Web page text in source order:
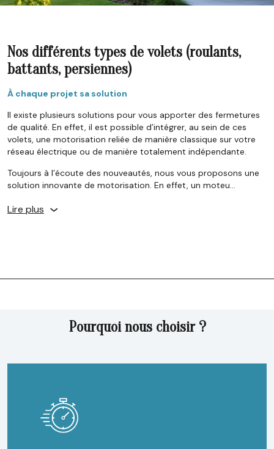
Nos différents types de volets (roulants,
battants, persiennes)
À chaque projet sa solution
Il existe plusieurs solutions pour vous apporter des fermetures
de qualité. En effet, il est possible d’intégrer, au sein de ces
volets, une motorisation reliée de manière classique sur votre
réseau électrique ou de manière totalement indépendante.
Toujours à l’écoute des nouveautés, nous vous proposons une
solution innovante de motorisation. En effet, un moteu…
Lire plus
Pourquoi nous choisir ?